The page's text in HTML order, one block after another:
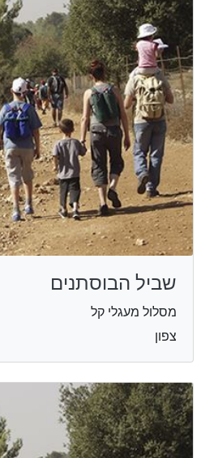
שביל הבוסתנים
מסלול מעגלי קל
צפון